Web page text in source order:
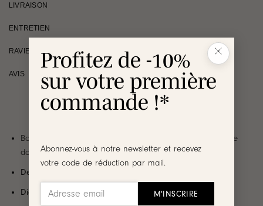
Profitez de -10%
sur votre première
commande !*
Abonnez-vous à notre newsletter et recevez
votre code de réduction par mail.
LIVRAISON
ENTRETIEN
RAVIE OU REMBOURSÉE
AVIS
Boucles d’oreilles style créole ouverte en acier inoxydable
doré ou argenté
Design
Diamètre de l’anneau: 4 cm